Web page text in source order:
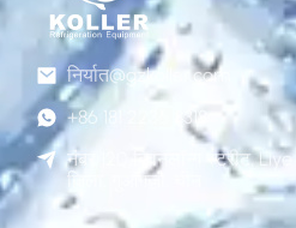
निर्यात@gzkoller.com
+86 181 2236 8318
नंबर 120 क्विनलॉन्ग स्ट्रीट,
जिला, गुआंगज़ौ, चीन